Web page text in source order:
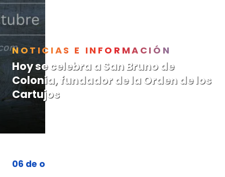
NOTICIAS E INFORMACIÓN
Hoy se celebra a San Bruno de
Colonia, fundador de la Orden de los
Cartujos
06 de octubre de 2023